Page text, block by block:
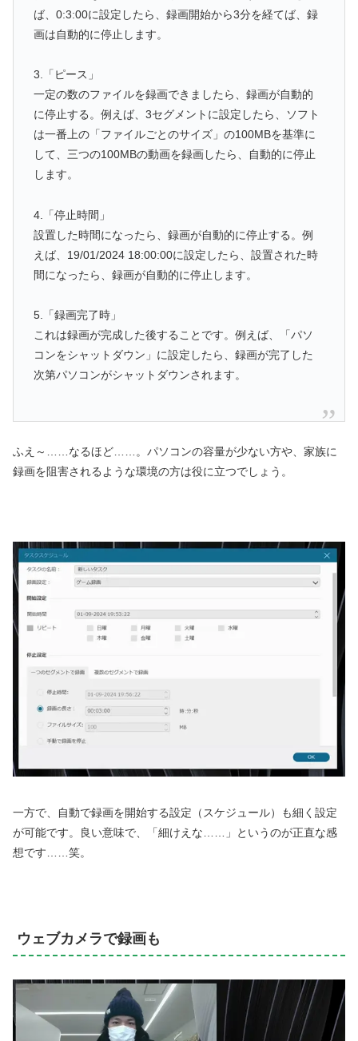
ば、0:3:00に設定したら、録画開始から3分を経てば、録
画は自動的に停止します。
3.「ピース」
一定の数のファイルを録画できましたら、録画が自動的
に停止する。例えば、3セグメントに設定したら、ソフト
は一番上の「ファイルごとのサイズ」の100MBを基準に
して、三つの100MBの動画を録画したら、自動的に停止
します。
4.「停止時間」
設置した時間になったら、録画が自動的に停止する。例
えば、19/01/2024 18:00:00に設定したら、設置された時
間になったら、録画が自動的に停止します。
5.「録画完了時」
これは録画が完成した後することです。例えば、「パソ
コンをシャットダウン」に設定したら、録画が完了した
次第パソコンがシャットダウンされます。
ふえ～……なるほど……。パソコンの容量が少ない方や、家族に
録画を阻害されるような環境の方は役に立つでしょう。
一方で、自動で録画を開始する設定（スケジュール）も細く設定
が可能です。良い意味で、「細けえな……」というのが正直な感
想です……笑。
ウェブカメラで録画も